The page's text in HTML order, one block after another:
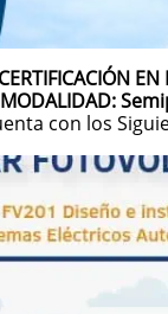
EN
​​MODALIDAD:
con los